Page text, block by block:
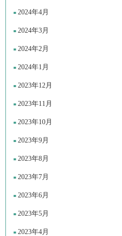
2024年4月
2024年3月
2024年2月
2024年1月
2023年12月
2023年11月
2023年10月
2023年9月
2023年8月
2023年7月
2023年6月
2023年5月
2023年4月